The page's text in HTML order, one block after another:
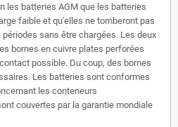
les batteries AGM que les batteries
faible et qu'elles ne tomberont pas
sans être chargées. Les deux
bornes en cuivre plates perforées
possible. Du coup, des bornes
Les batteries sont conformes
les conteneurs
couvertes par la garantie mondiale